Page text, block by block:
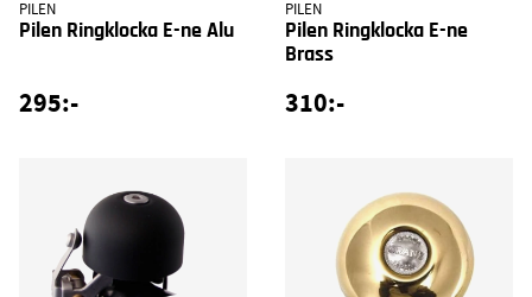
PILEN
Pilen Ringklocka E-ne Alu
295:-
PILEN
Pilen Ringklocka E-ne
Brass
310:-